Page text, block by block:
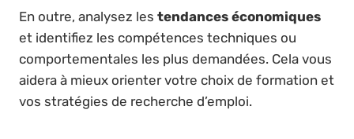
En outre, analysez les tendances économiques
et identifiez les compétences techniques ou
comportementales les plus demandées. Cela vous
aidera à mieux orienter votre choix de formation et
vos stratégies de recherche d’emploi.